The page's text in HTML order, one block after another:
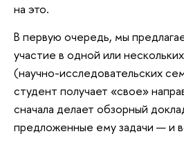
на это.
В первую очередь, мы
участие в одной или
(научно-исследовательских
студент получает «свое»
сначала делает обзорный
предложенные ему задачи — и